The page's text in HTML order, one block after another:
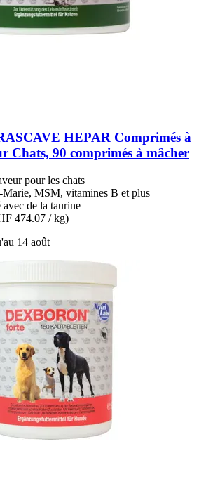
HEPAR Comprimés à
Chats, 90 comprimés à mâcher
pour les chats
Marie, MSM, vitamines B et plus
de la taurine
474.07 / kg)
14 août